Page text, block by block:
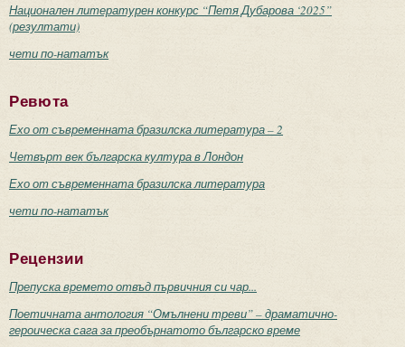
Национален литературен конкурс “Петя Дубарова ‘2025”
(резултати)
чети по-нататък
Ревюта
Ехо от съвременната бразилска литература – 2
Четвърт век българска култура в Лондон
Ехо от съвременната бразилска литература
чети по-нататък
Рецензии
Препуска времето отвъд първичния си чар...
Поетичната антология “Омълнени треви” – драматично-
героическа сага за преобърнатото българско време